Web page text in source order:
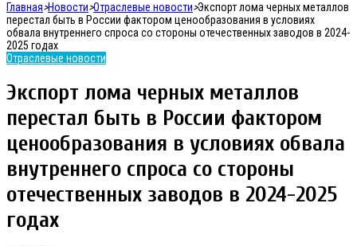
Главная>Новости>Отраслевые новости>Экспорт лома черных металлов
перестал быть в России фактором ценообразования в условиях
обвала внутреннего спроса со стороны отечественных заводов в 2024-
2025 годах
Отраслевые новости
Экспорт лома черных металлов
перестал быть в России фактором
ценообразования в условиях обвала
внутреннего спроса со стороны
отечественных заводов в 2024-2025
годах